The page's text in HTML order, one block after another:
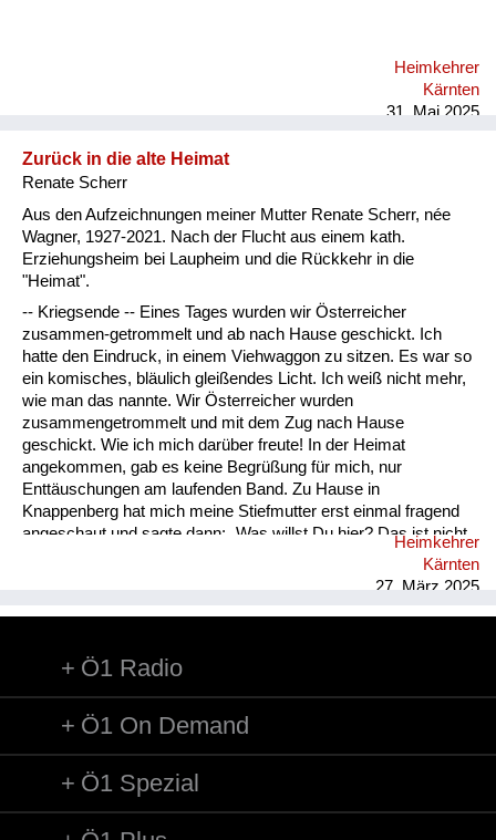
Wohnen
Heimkehrer
Kärnten
31. Mai 2025
Zurück in die alte Heimat
Renate Scherr
Aus den Aufzeichnungen meiner Mutter Renate Scherr, née
Wagner, 1927-2021. Nach der Flucht aus einem kath.
Erziehungsheim bei Laupheim und die Rückkehr in die
"Heimat".
-- Kriegsende -- Eines Tages wurden wir Österreicher
zusammen-getrommelt und ab nach Hause geschickt. Ich
hatte den Eindruck, in einem Viehwaggon zu sitzen. Es war so
ein komisches, bläulich gleißendes Licht. Ich weiß nicht mehr,
wie man das nannte. Wir Österreicher wurden
zusammengetrommelt und mit dem Zug nach Hause
geschickt. Wie ich mich darüber freute! In der Heimat
angekommen, gab es keine Begrüßung für mich, nur
Enttäuschungen am laufenden Band. Zu Hause in
Knappenberg hat mich meine Stiefmutter erst einmal fragend
angeschaut und sagte dann: „Was willst Du hier? Das ist nicht
mehr Dein Zuhause! Ich bin von Deinem Vater geschieden. Du
kannst eine Nacht hier schlafen, aber morgen musst du
geschah. Ich ging am nächsten Tag zum Bahnhof nach
Koffer und Habseligkeiten hatte ich mit. Vor Unzmarkt löste ich
Heimkehrer
Kärnten
27. März 2025
Ö1 Radio
Ö1 On Demand
Ö1 Spezial